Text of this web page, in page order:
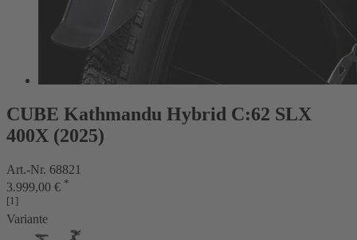
CUBE Kathmandu Hybrid C:62 SLX
400X (2025)
Art.-Nr. 68821
3.999,00 € *
[1]
Variante